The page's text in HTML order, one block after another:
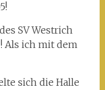
SV Westrich
Als ich mit dem
sich die Halle